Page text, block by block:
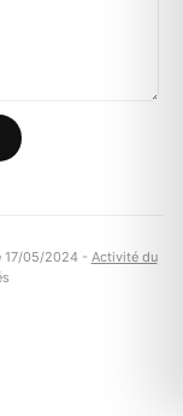
05/2024 - Activité du